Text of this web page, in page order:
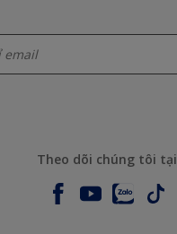
Theo dõi chúng tôi tại